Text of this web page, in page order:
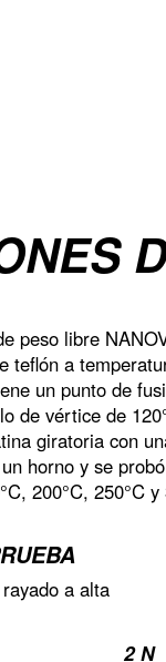
peso libre
teflón a
un punto de
de vértice de
giratoria con
horno y se
200°C, 250°C y
a alta
2 N